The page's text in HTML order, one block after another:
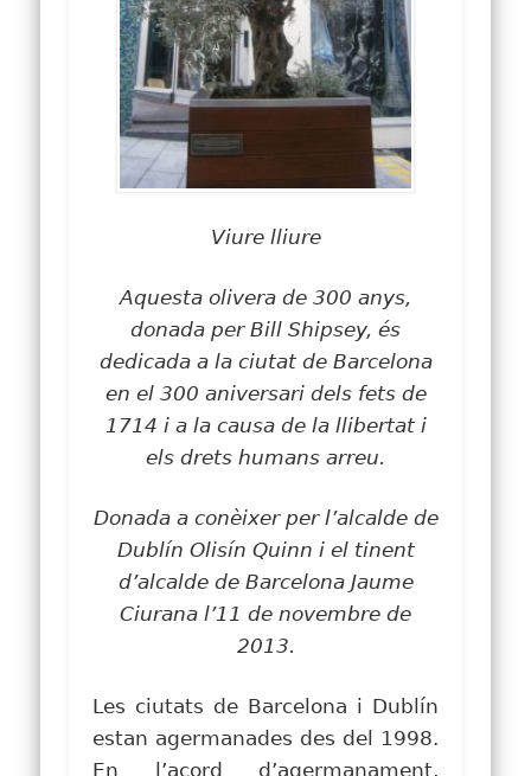
Viure lliure
Aquesta olivera de 300 anys,
donada per Bill Shipsey, és
dedicada a la ciutat de Barcelona
en el 300 aniversari dels fets de
1714 i a la causa de la llibertat i
els drets humans arreu.
Donada a conèixer per l’alcalde de
Dublín Olisín Quinn i el tinent
d’alcalde de Barcelona Jaume
Ciurana l’11 de novembre de
2013.
Les ciutats de Barcelona i Dublín
estan agermanades des del 1998.
En l’acord d’agermanament,